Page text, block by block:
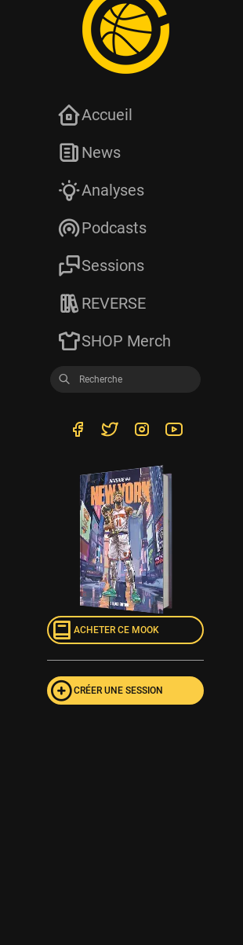
Accueil
News
Analyses
Podcasts
Sessions
REVERSE
SHOP Merch
ACHETER CE MOOK
CRÉER UNE SESSION